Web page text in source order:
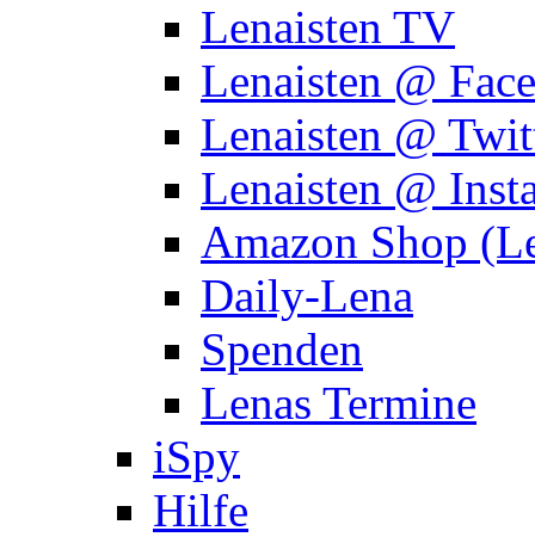
Lenaisten TV
Lenaisten @
Lenaisten @
Lenaisten @
Amazon Shop
Daily-Lena
Spenden
Lenas Termine
iSpy
Hilfe